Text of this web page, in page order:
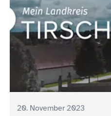
20. November 2023